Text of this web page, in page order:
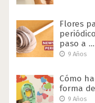
Flores
paso a …
9 Años
Cómo
forma
9 Años